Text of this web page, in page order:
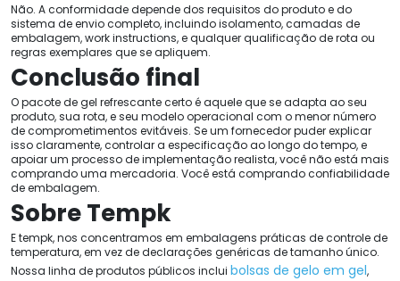
Não. A conformidade depende dos requisitos do produto e do
sistema de envio completo, incluindo isolamento, camadas de
embalagem,work instructions, e qualquer qualificação de rota ou
regras exemplares que se apliquem.
Conclusão final
O pacote de gel refrescante certo é aquele que se adapta ao seu
produto, sua rota, e seu modelo operacional com o menor número
de comprometimentos evitáveis. Se um fornecedor puder explicar
isso claramente, controlar a especificação ao longo do tempo, e
apoiar um processo de implementação realista, você não está mais
comprando uma mercadoria. Você está comprando confiabilidade
de embalagem.
Sobre Tempk
E tempk, nos concentramos em embalagens práticas de controle de
temperatura, em vez de declarações genéricas de tamanho único.
Nossa linha de produtos públicos inclui bolsas de gelo em gel,